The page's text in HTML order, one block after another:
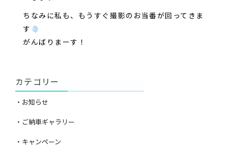
ちなみに私も、もうすぐ撮影のお当番が回ってきま
す
がんばりまーす！
カテゴリー
・お知らせ
・ご納車ギャラリー
・キャンペーン